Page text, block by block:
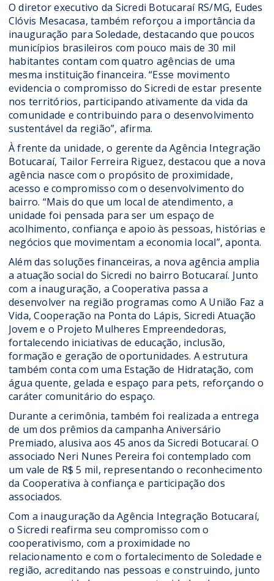
O diretor executivo da Sicredi Botucaraí RS/MG, Eudes
Clóvis Mesacasa, também reforçou a importância da
inauguração para Soledade, destacando que poucos
municípios brasileiros com pouco mais de 30 mil
habitantes contam com quatro agências de uma
mesma instituição financeira. “Esse movimento
evidencia o compromisso do Sicredi de estar presente
nos territórios, participando ativamente da vida da
comunidade e contribuindo para o desenvolvimento
sustentável da região”, afirma.
À frente da unidade, o gerente da Agência Integração
Botucaraí, Tailor Ferreira Riguez, destacou que a nova
agência nasce com o propósito de proximidade,
acesso e compromisso com o desenvolvimento do
bairro. “Mais do que um local de atendimento, a
unidade foi pensada para ser um espaço de
acolhimento, confiança e apoio às pessoas, histórias e
negócios que movimentam a economia local”, aponta.
Além das soluções financeiras, a nova agência amplia
a atuação social do Sicredi no bairro Botucaraí. Junto
com a inauguração, a Cooperativa passa a
desenvolver na região programas como A União Faz a
Vida, Cooperação na Ponta do Lápis, Sicredi Atuação
Jovem e o Projeto Mulheres Empreendedoras,
fortalecendo iniciativas de educação, inclusão,
formação e geração de oportunidades. A estrutura
também conta com uma Estação de Hidratação, com
água quente, gelada e espaço para pets, reforçando o
caráter comunitário do espaço.
Durante a cerimônia, também foi realizada a entrega
de um dos prêmios da campanha Aniversário
Premiado, alusiva aos 45 anos da Sicredi Botucaraí. O
associado Neri Nunes Pereira foi contemplado com
um vale de R$ 5 mil, representando o reconhecimento
da Cooperativa à confiança e participação dos
associados.
Com a inauguração da Agência Integração Botucaraí,
o Sicredi reafirma seu compromisso com o
cooperativismo, com a proximidade no
relacionamento e com o fortalecimento de Soledade e
região, acreditando nas pessoas e construindo, junto